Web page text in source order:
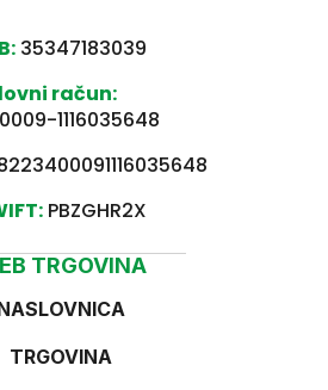
35347183039
račun:
1116035648
PBZGHR2X
TRGOVINA
TRGOVINA